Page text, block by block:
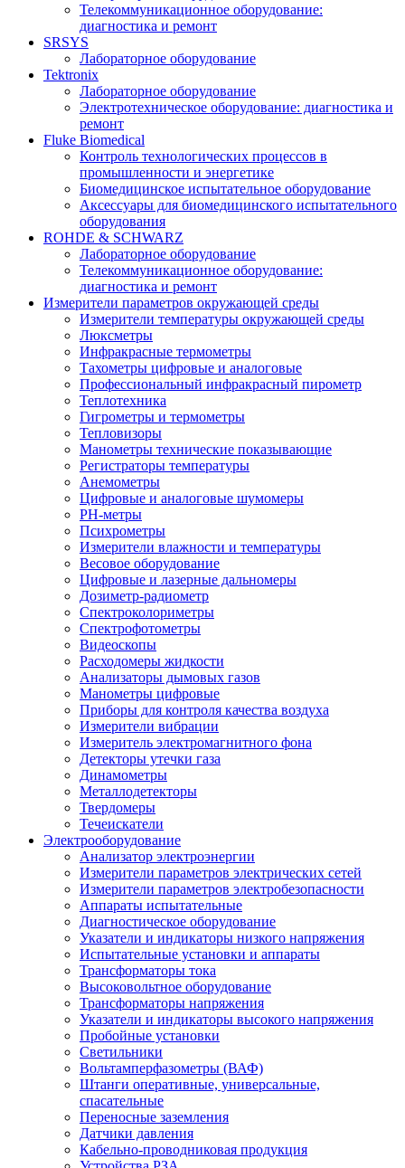
Телекоммуникационное оборудование:
диагностика и ремонт
SRSYS
Лабораторное оборудование
Tektronix
Лабораторное оборудование
Электротехническое оборудование: диагностика и
ремонт
Fluke Biomedical
Контроль технологических процессов в
промышленности и энергетике
Биомедицинское испытательное оборудование
Аксессуары для биомедицинского испытательного
оборудования
ROHDE & SCHWARZ
Лабораторное оборудование
Телекоммуникационное оборудование:
диагностика и ремонт
Измерители параметров окружающей среды
Измерители температуры окружающей среды
Люксметры
Инфракрасные термометры
Тахометры цифровые и аналоговые
Профессиональный инфракрасный пирометр
Теплотехника
Гигрометры и термометры
Тепловизоры
Манометры технические показывающие
Регистраторы температуры
Анемометры
Цифровые и аналоговые шумомеры
PH-метры
Психрометры
Измерители влажности и температуры
Весовое оборудование
Цифровые и лазерные дальномеры
Дозиметр-радиометр
Спектроколориметры
Спектрофотометры
Видеоскопы
Расходомеры жидкости
Анализаторы дымовых газов
Манометры цифровые
Приборы для контроля качества воздуха
Измерители вибрации
Измеритель электромагнитного фона
Детекторы утечки газа
Динамометры
Металлодетекторы
Твердомеры
Течеискатели
Электрооборудование
Анализатор электроэнергии
Измерители параметров электрических сетей
Измерители параметров электробезопасности
Аппараты испытательные
Диагностическое оборудование
Указатели и индикаторы низкого напряжения
Испытательные установки и аппараты
Трансформаторы тока
Высоковольтное оборудование
Трансформаторы напряжения
Указатели и индикаторы высокого напряжения
Пробойные установки
Светильники
Вольтамперфазометры (ВАФ)
Штанги оперативные, универсальные,
спасательные
Переносные заземления
Датчики давления
Кабельно-проводниковая продукция